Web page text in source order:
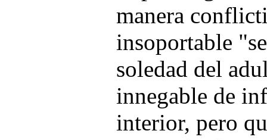
manera
insoportable
soledad del
innegable de
interior, pero